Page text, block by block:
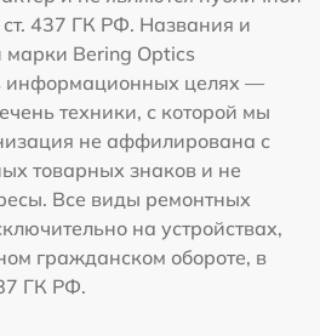
437 ГК РФ. Названия и
марки Bering Optics
информационных целях —
техники, с которой мы
не аффилирована с
товарных знаков и не
Все виды ремонтных
на устройствах,
гражданском обороте, в
ГК РФ.